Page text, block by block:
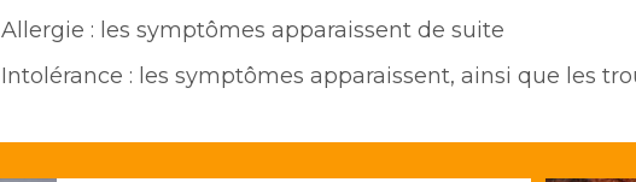
Texte
Allergie : les symptômes apparaissent de suite
Intolérance : les symptômes apparaissent, ainsi que les